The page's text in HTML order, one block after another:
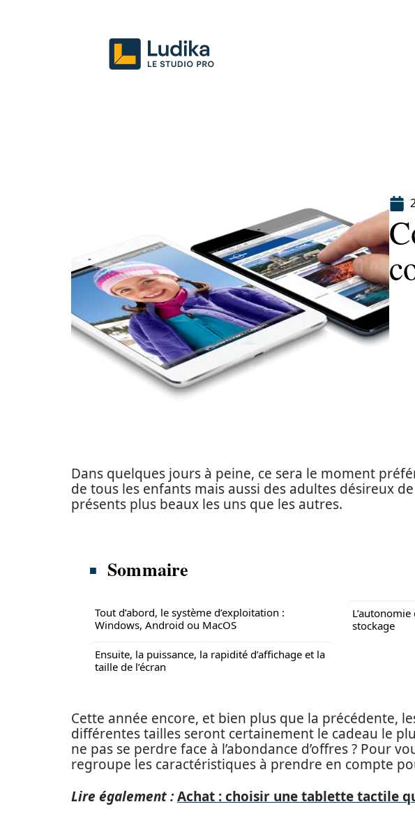
Dans quelques jours à peine, ce sera le moment
de tous les enfants mais aussi des adultes désireux
présents plus beaux les uns que les autres.
Sommaire
Tout d’abord, le système d’exploitation :
Windows, Android ou MacOS
Ensuite, la puissance, la rapidité d’affichage et la
taille de l’écran
stockage
Cette année encore, et bien plus que la précédente,
différentes tailles seront certainement le cadeau le
ne pas se perdre face à l’abondance d’offres ? Pour
regroupe les caractéristiques à prendre en compte
Lire également :Achat : choisir une tablette tactile